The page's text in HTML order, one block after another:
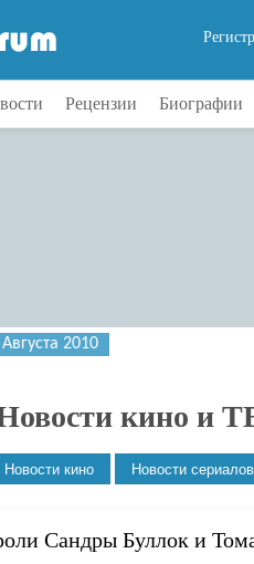
Рецензии Биографии
2010
кино и
Сандры Буллок и